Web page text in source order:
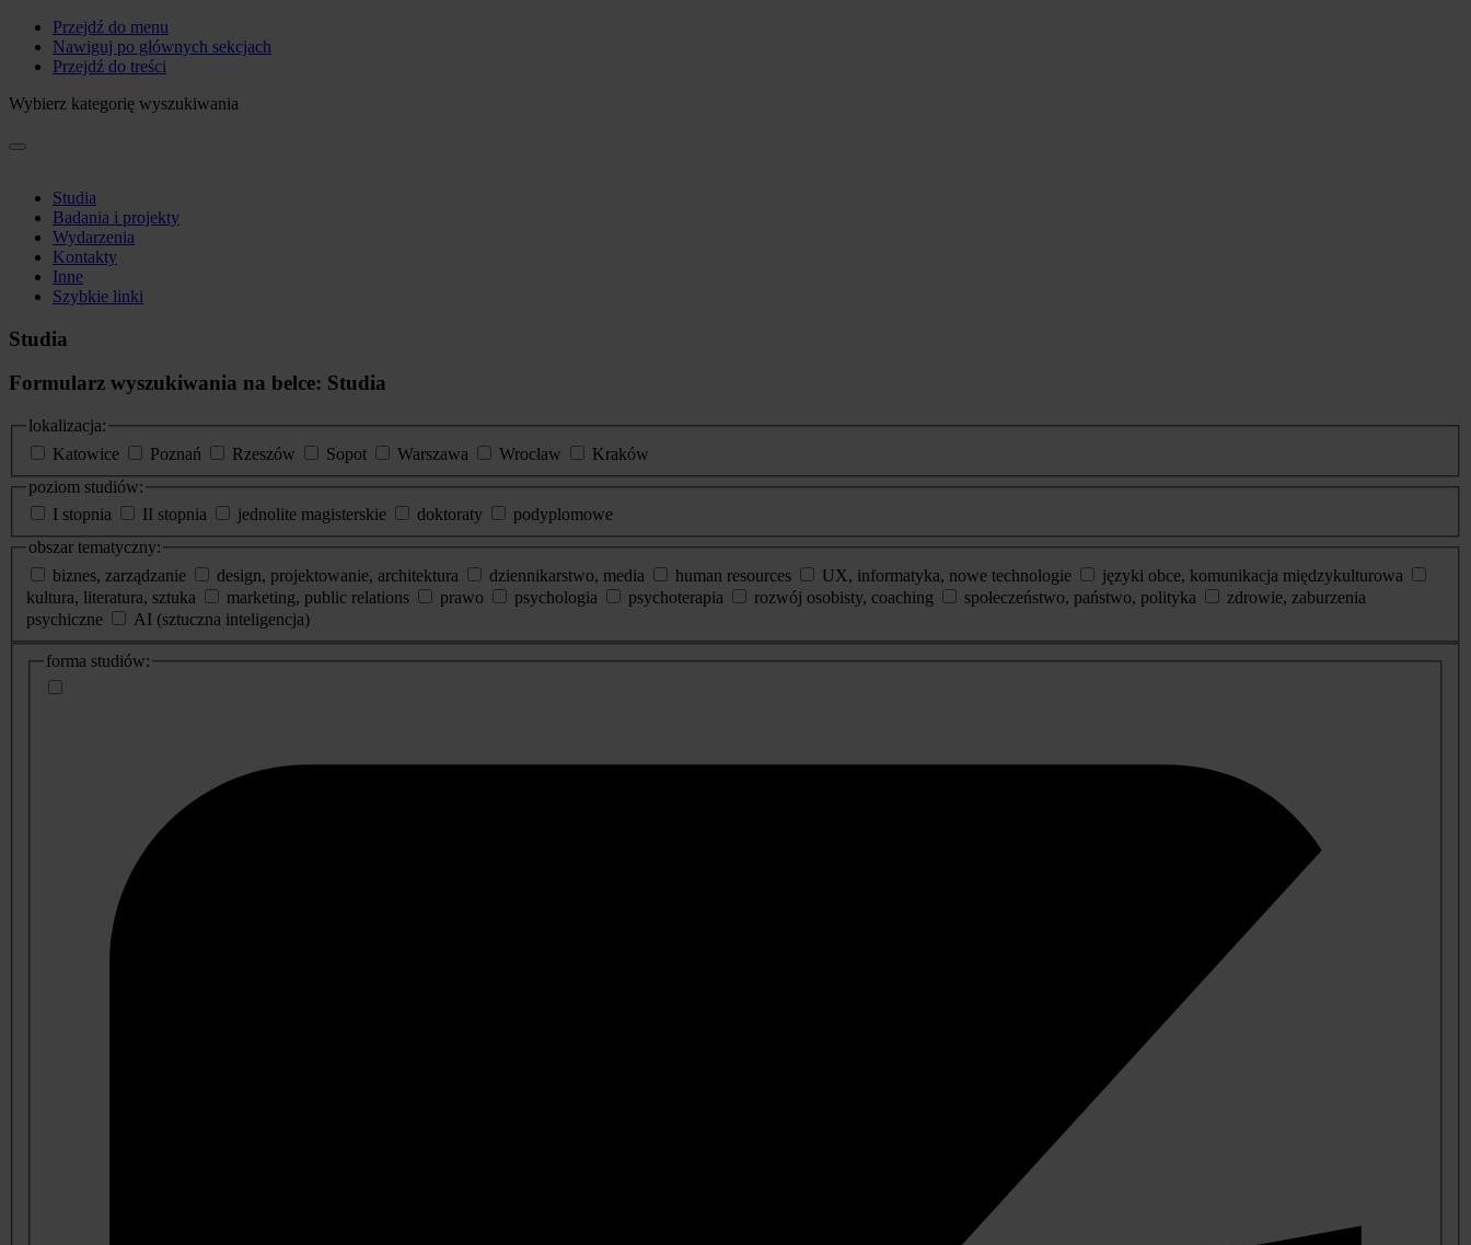
Przejdź do menu
Nawiguj po głównych sekcjach
Przejdź do treści
Wybierz kategorię wyszukiwania
Studia
Badania i projekty
Wydarzenia
Kontakty
Inne
Szybkie linki
Studia
Formularz wyszukiwania na belce: Studia
lokalizacja:
Katowice
Poznań Rzeszów Sopot Warszawa Wrocław
Kraków
poziom studiów:
I stopnia
II stopnia jednolite magisterskie doktoraty
podyplomowe
obszar tematyczny:
biznes, zarządzanie
design, projektowanie, architektura dziennikarstwo, media human resources UX, informatyka, nowe technologie
języki obce, komunikacja międzykulturowa
kultura, literatura, sztuka
marketing, public relations prawo psychologia psychoterapia rozwój osobisty, coaching społeczeństwo, państwo, polityka
zdrowie, zaburzenia
psychiczne
AI (sztuczna inteligencja)
dodatkowe
informacje
forma studiów: